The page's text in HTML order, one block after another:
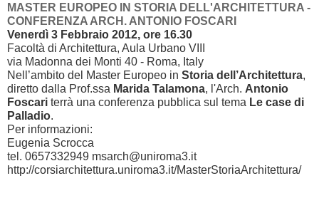
MASTER EUROPEO IN STORIA DELL'ARCHITETTURA -
CONFERENZA ARCH. ANTONIO FOSCARI
Venerdì 3 Febbraio 2012, ore 16.30
Facoltà di Architettura, Aula Urbano VIII
via Madonna dei Monti 40 - Roma, Italy
Nell’ambito del Master Europeo in Storia dell’Architettura,
diretto dalla Prof.ssa Marida Talamona, l'Arch. Antonio
Foscari terrà una conferenza pubblica sul tema Le case di
Palladio.
Per informazioni:
Eugenia Scrocca
tel. 0657332949 msarch@uniroma3.it
http://corsiarchitettura.uniroma3.it/MasterStoriaArchitettura/